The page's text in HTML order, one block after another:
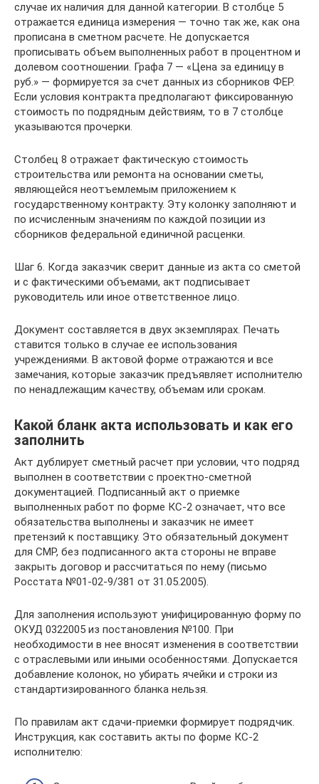
случае их наличия для данной категории. В столбце 5
отражается единица измерения — точно так же, как она
прописана в сметном расчете. Не допускается
прописывать объем выполненных работ в процентном и
долевом соотношении. Графа 7 — «Цена за единицу в
руб.» — формируется за счет данных из сборников ФЕР.
Если условия контракта предполагают фиксированную
стоимость по подрядным действиям, то в 7 столбце
указываются прочерки.
Столбец 8 отражает фактическую стоимость
строительства или ремонта на основании сметы,
являющейся неотъемлемым приложением к
государственному контракту. Эту колонку заполняют и
по исчисленным значениям по каждой позиции из
сборников федеральной единичной расценки.
Шаг 6. Когда заказчик сверит данные из акта со сметой
и с фактическими объемами, акт подписывает
руководитель или иное ответственное лицо.
Документ составляется в двух экземплярах. Печать
ставится только в случае ее использования
учреждениями. В актовой форме отражаются и все
замечания, которые заказчик предъявляет исполнителю
по ненадлежащим качеству, объемам или срокам.
Какой бланк акта использовать и как его
заполнить
Акт дублирует сметный расчет при условии, что подряд
выполнен в соответствии с проектно-сметной
документацией. Подписанный акт о приемке
выполненных работ по форме КС-2 означает, что все
обязательства выполнены и заказчик не имеет
претензий к поставщику. Это обязательный документ
для СМР, без подписанного акта стороны не вправе
закрыть договор и рассчитаться по нему (письмо
Росстата №01-02-9/381 от 31.05.2005).
Для заполнения используют унифицированную форму по
ОКУД 0322005 из постановления №100. При
необходимости в нее вносят изменения в соответствии
с отраслевыми или иными особенностями. Допускается
добавление колонок, но убирать ячейки и строки из
стандартизированного бланка нельзя.
По правилам акт сдачи-приемки формирует подрядчик.
Инструкция, как составить акты по форме КС-2
исполнителю: